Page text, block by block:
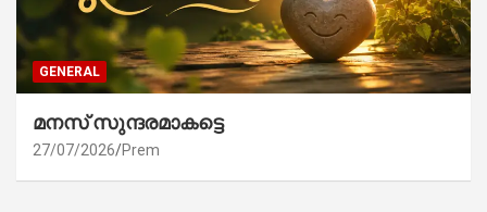
GENERAL
മനസ് സുന്ദരമാകട്ടെ
27/07/2026 Prem